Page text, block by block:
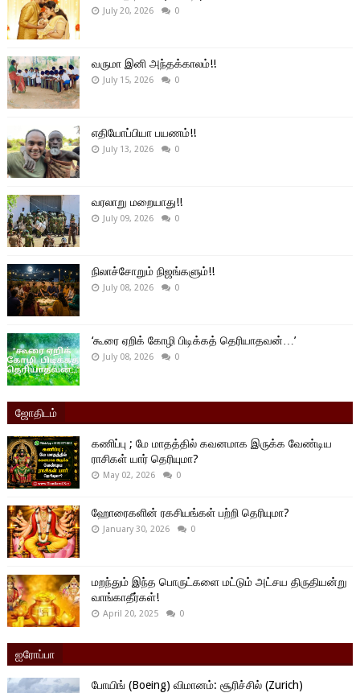
July 20, 2026 0
வருமா இனி அந்தக்காலம்!!
July 15, 2026 0
எதியோப்பியா பயணம்!!
July 13, 2026 0
வரலாறு மறையாது!!
July 09, 2026 0
நிலாச்சோறும் நிஜங்களும்!!
July 08, 2026 0
‘கூரை ஏறிக் கோழி பிடிக்கத் தெரியாதவன்…’
July 08, 2026 0
ஜோதிடம்
கணிப்பு ; மே மாதத்தில் கவனமாக இருக்க வேண்டிய
ராசிகள் யார் தெரியுமா?
May 02, 2026 0
ஹோரைகளின் ரகசியங்கள் பற்றி தெரியுமா?
January 30, 2026 0
மறந்தும் இந்த பொருட்களை மட்டும் அட்சய திருதியன்று
வாங்காதீர்கள்!
April 20, 2025 0
ஐரோப்பா
போயிங் (Boeing) விமானம்: சூரிச்சில் (Zurich)